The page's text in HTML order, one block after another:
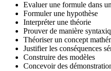
Evaluer une formule dans
Formuler une hypothèse
Interpréter une théorie
Prouver de manière
Théoriser un concept
Justifier les conséquences
Construire des modèles
Concevoir des